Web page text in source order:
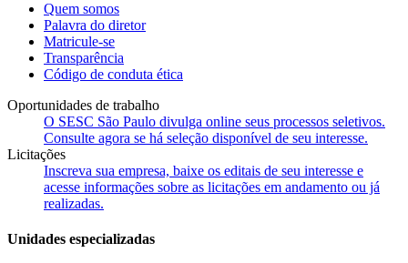
Quem somos
Palavra do diretor
Matricule-se
Transparência
Código de conduta ética
Oportunidades de trabalho
O SESC São Paulo divulga online seus processos seletivos.
Consulte agora se há seleção disponível de seu interesse.
Licitações
Inscreva sua empresa, baixe os editais de seu interesse e
acesse informações sobre as licitações em andamento ou já
realizadas.
Unidades especializadas